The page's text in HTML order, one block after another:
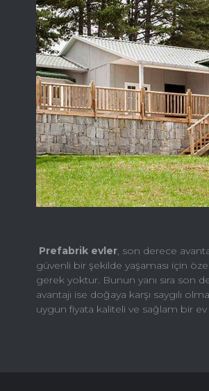
Prefabrik evler, son derece
güvenli bir şekilde yaşaması için
gerek yoktur. Bunun yanı sıra
avantajı ise doğaya karşı saygılı
uygun fiyata kaliteli ve sağlam bir ev